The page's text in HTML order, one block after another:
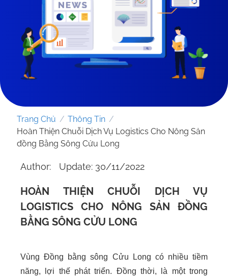
Trang Chủ / Thông Tin /
Hoàn Thiện Chuỗi Dịch Vụ Logistics Cho Nông Sản
đồng Bằng Sông Cửu Long
Author: Update: 30/11/2022
HOÀN THIỆN CHUỖI DỊCH VỤ
LOGISTICS CHO NÔNG SẢN ĐỒNG
BẰNG SÔNG CỬU LONG
Vùng Đồng bằng sông Cửu Long có nhiều tiềm
năng, lợi thế phát triển. Đồng thời, là một trong
GỬI YÊU CẦU